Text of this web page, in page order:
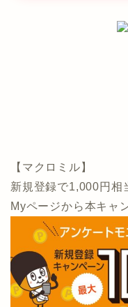
【マクロミル】
新規登録で1,000円相
Myページから本キャ